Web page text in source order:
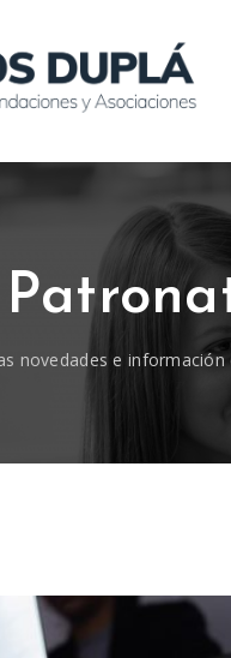
novedades e